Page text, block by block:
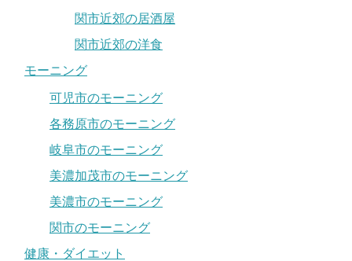
関市近郊の居酒屋
関市近郊の洋食
モーニング
可児市のモーニング
各務原市のモーニング
岐阜市のモーニング
美濃加茂市のモーニング
美濃市のモーニング
関市のモーニング
健康・ダイエット